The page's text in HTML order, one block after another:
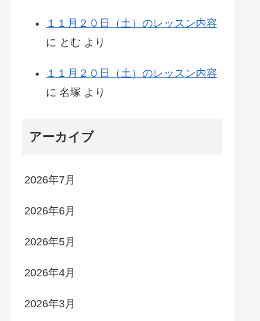
１１月２０日（土）のレッスン内容
に とむ より
１１月２０日（土）のレッスン内容
に 名塚 より
アーカイブ
2026年7月
2026年6月
2026年5月
2026年4月
2026年3月